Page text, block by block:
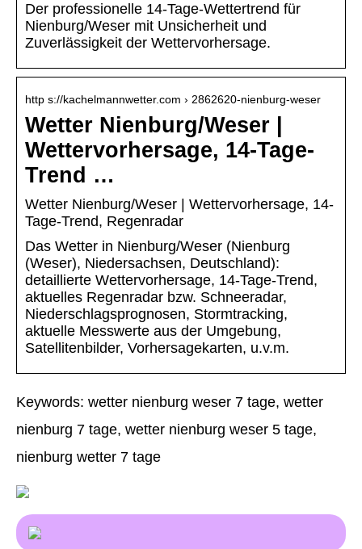
Der professionelle 14-Tage-Wettertrend für
Nienburg/Weser mit Unsicherheit und
Zuverlässigkeit der Wettervorhersage.
http s://kachelmannwetter.com › 2862620-nienburg-weser
Wetter Nienburg/Weser |
Wettervorhersage, 14-Tage-
Trend …
Wetter Nienburg/Weser | Wettervorhersage, 14-
Tage-Trend, Regenradar
Das Wetter in Nienburg/Weser (Nienburg
(Weser), Niedersachsen, Deutschland):
detaillierte Wettervorhersage, 14-Tage-Trend,
aktuelles Regenradar bzw. Schneeradar,
Niederschlagsprognosen, Stormtracking,
aktuelle Messwerte aus der Umgebung,
Satellitenbilder, Vorhersagekarten, u.v.m.
Keywords: wetter nienburg weser 7 tage, wetter
nienburg 7 tage, wetter nienburg weser 5 tage,
nienburg wetter 7 tage